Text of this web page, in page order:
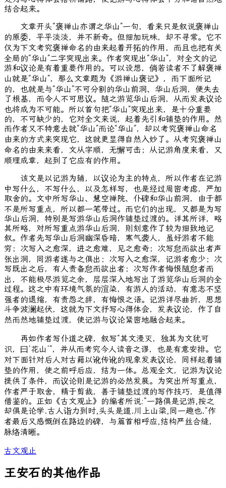
结合起来。
文章开头“褒禅山亦谓之华山”一句，看来只是叙说褒禅山
的原委，平平淡淡，并不新奇。但细加玩味，却不寻常。它不
仅为下文考究褒禅命名的由来起着开拓的作用，而且也把有关
全局的“华山”二字突现出来。作者突现出“华山”，对全文的记
游和议论是有着重要作用的。可以设想，倘若读者不了解褒禅
山就是“华山”，那么文章题为《游禅山褒记》，而下面所记
的，也就是与“华山”不可分割的华山前洞、华山后洞，便失去
了根基，而令人不可思议。随之游览华山后洞，从而发表议论
也将成为不可能。所以首句把“华山”突现出来，是十分重要
的，不可缺少的，它对全文来说，起着先引和铺垫的作用。然
而作者又不特意去就“华山”而论“华山”，却以考究褒禅山命名
由来的方式来突现它，这就更显得自然入妙了。从考究褒禅山
命名的由来来看，文从字顺，无懈可击；从记游角度来看，又
顺理成章，起到了它应有的作用。
该文是以记游为辅，以议论为主的特点，所以作者在记游
中写什么，不写什么，以及怎样写，也是经过周密考虑，严加
取舍的。文中所写华山、慧空禅院、仆碑和华山前洞，由于都
不是所写重点，所以都一笔带过。而它们的出现，又都是为写
华山后洞，特别是写游华山后洞作铺垫过渡的。详其所详，略
其所略，对所写重点游华山后洞，则刻意作了较为细致地记
叙。作者先写华山后洞幽深昏暗，寒气袭人，虽好游者不能
穷；次写入之愈深，进之愈难，见之愈奇；次写怠而欲出者声
张出洞，同游者遂与之俱出；次写入之愈深，记游者愈少；次
写既出之后，有人责备怠而欲出者；次写作者悔恨随怠者而
出，不能极尽游览之余，层层深入地写出了游览华山后洞的全
过程。这之中有环境气氛的渲染，有游人的活动，有意志不坚
强者的退缩，有责怨之辞，有悔恨之语。记游详尽曲折，思想
斗争波澜起伏，这就为下文抒写心得体会，发表议论，作了自
然而然地铺垫过渡，使记游与议论紧密地融合起来。
再如作者写仆道之碑，叙写“其文漫灭，独其为文犹可
识，曰‘花山’”，并从而考究今人读音之谬，也是有意安排。它
对下面针对后人对古籍以讹传讹的现象发表议论，同样起着铺
垫的作用，使之前呼后应，结为一体。总观全文，记游为议论
提供了条件，而议论则是记游的必然发展。为突出所写重点，
作者严于取舍，精于剪裁，善于铺垫过渡的写作技巧，是值得
借鉴的。正如《古文观止》的编者所说:“一路俱是记游,按之
却俱是论学.古人诣力到时,头头是道.川上山梁,同一趣也.“作
者最后又感慨倒在路边的碑，与篇首相呼应,结构严丝合缝，
脉络清晰。
古文观止
王安石的其他作品